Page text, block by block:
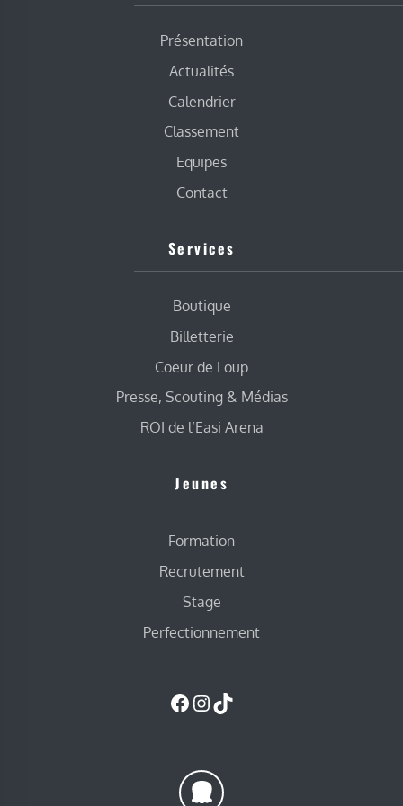
Présentation
Actualités
Calendrier
Classement
Equipes
Contact
Services
Boutique
Billetterie
Coeur de Loup
Presse, Scouting & Médias
ROI de l’Easi Arena
Jeunes
Formation
Recrutement
Stage
Perfectionnement
Facebook
Instagram
TikTok